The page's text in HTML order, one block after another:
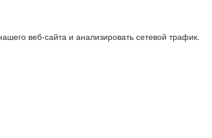
веб-сайта и анализировать сетевой трафик.